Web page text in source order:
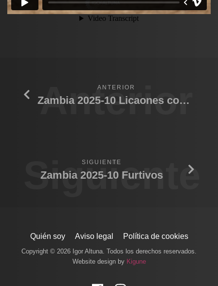
Anterior
ANTERIOR
Zambia 2025-10 Licaones comiendo
Siguiente
SIGUIENTE
Zambia 2025-10 Furtivos
Quién soy Aviso legal Política de cookies
Copyright © 2026 Igor Altuna. Todos los derechos reservados.
Website design by Kigune